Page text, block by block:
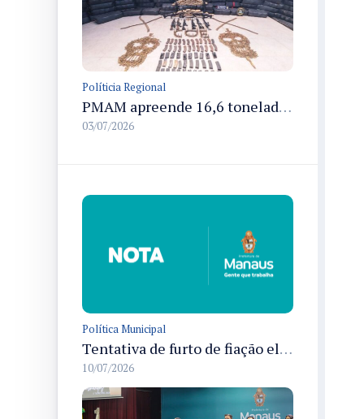
Políticia Regional
PMAM apreende 16,6 toneladas de entorpecentes e registra aumento nas prisões em flagrante e nas capturas de foragidos no primeiro semestre de 2026
03/07/2026
Política Municipal
Tentativa de furto de fiação elétrica no Terminal de Integração 4 provoca interrupção de energia em Manaus
10/07/2026